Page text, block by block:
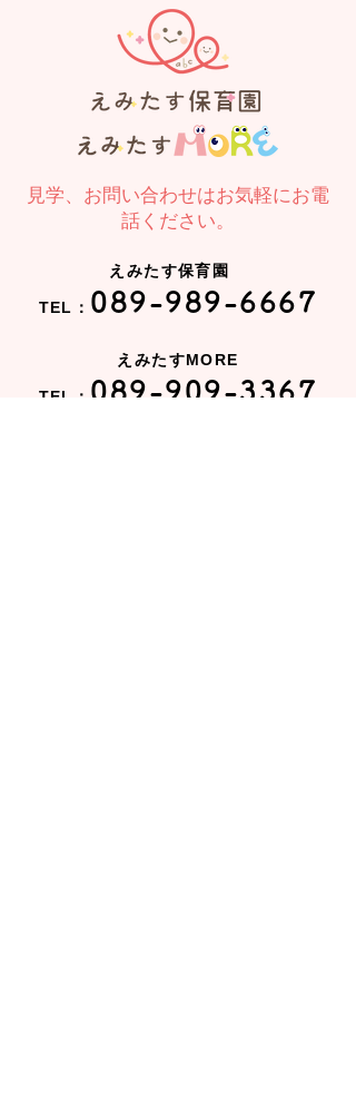
見学、お問い合わせはお気軽にお電
話ください。
えみたす保育園
TEL： 089-989-6667
えみたすMORE
TEL： 089-909-3367